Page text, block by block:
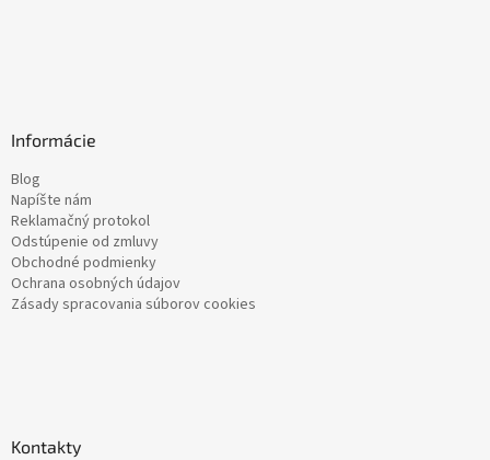
Informácie
Blog
Napíšte nám
Reklamačný protokol
Odstúpenie od zmluvy
Obchodné podmienky
Ochrana osobných údajov
Zásady spracovania súborov cookies
Kontakty